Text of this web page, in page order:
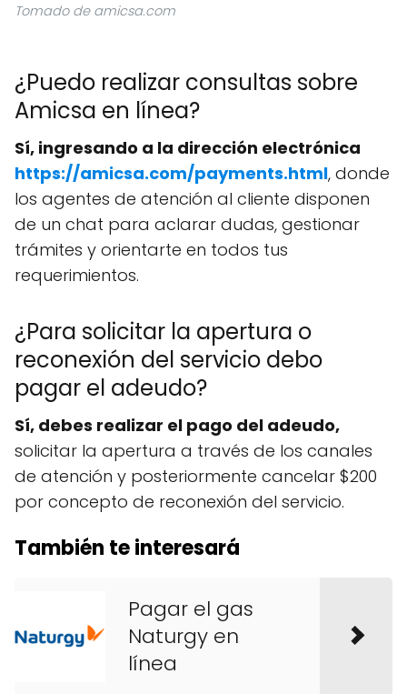
Tomado de amicsa.com
¿Puedo realizar consultas sobre
Amicsa en línea?
Sí, ingresando a la dirección electrónica
https://amicsa.com/payments.html, donde
los agentes de atención al cliente disponen
de un chat para aclarar dudas, gestionar
trámites y orientarte en todos tus
requerimientos.
¿Para solicitar la apertura o
reconexión del servicio debo
pagar el adeudo?
Sí, debes realizar el pago del adeudo,
solicitar la apertura a través de los canales
de atención y posteriormente cancelar $200
por concepto de reconexión del servicio.
También te interesará
Pagar el gas
Naturgy en
línea